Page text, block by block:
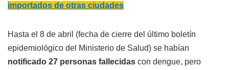
importados de otras ciudades
Hasta el 8 de abril (fecha de cierre del último boletín
epidemiológico del Ministerio de Salud) se habían
notificado 27 personas fallecidas con dengue, pero